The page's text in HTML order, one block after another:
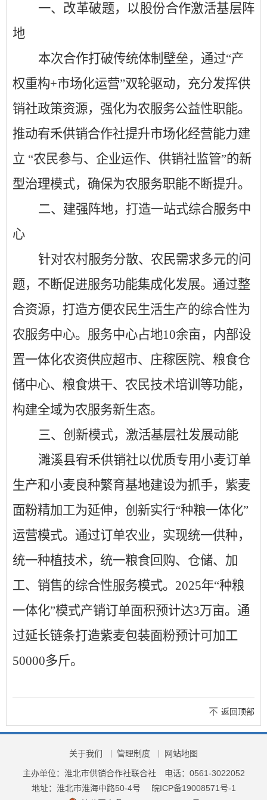
一、改革破题，以股份合作激活基层阵
地
本次合作打破传统体制壁垒，通过“产
权重构+市场化运营”双轮驱动，充分发挥供
销社政策资源，强化为农服务公益性职能。
推动宥禾供销合作社提升市场化经营能力建
立 “农民参与、企业运作、供销社监管”的新
型治理模式，确保为农服务职能不断提升。
二、 建强阵地，打造一站式综合服务中
心
针对农村服务分散、农民需求多元的问
题，不断促进服务功能集成化发展。通过整
合资源，打造方便农民生活生产的综合性为
农服务中心。服务中心占地10余亩，内部设
置一体化农资供应超市、庄稼医院、粮食仓
储中心、粮食烘干、农民技术培训等功能，
构建全域为农服务新生态。
三、 创新模式，激活基层社发展动能
濉溪县宥禾供销社以优质专用小麦订单
生产和小麦良种繁育基地建设为抓手，紫麦
面粉精加工为延伸，创新实行“种粮一体化”
运营模式。通过订单农业，实现统一供种，
统一种植技术，统一粮食回购、仓储、加
工、销售的综合性服务模式。2025年“种粮
一体化”模式产销订单面积预计达3万亩。通
过延长链条打造紫麦包装面粉预计可加工
50000多斤。
返回顶部
关于我们 管理制度 网站地图
主办单位：淮北市供销合作社联合社
电话：0561-3022052
地址：淮北市淮海中路50-4号
皖ICP备19008571号-1